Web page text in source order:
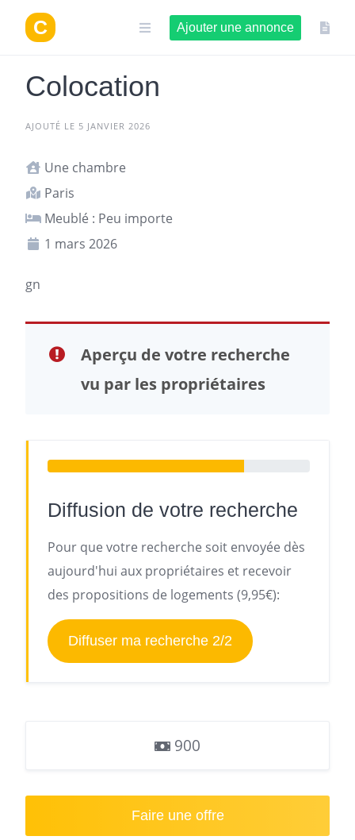
contenu
Ajouter une annonce
Colocation
AJOUTÉ LE 5 JANVIER 2026
Une chambre
Paris
Meublé : Peu importe
1 mars 2026
gn
Aperçu de votre recherche
vu par les propriétaires
Diffusion de votre recherche
Pour que votre recherche soit envoyée dès
aujourd'hui aux propriétaires et recevoir
des propositions de logements (9,95€):
Diffuser ma recherche 2/2
900
Faire une offre